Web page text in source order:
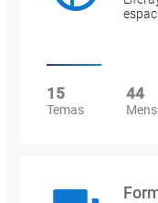
15
Temas
44